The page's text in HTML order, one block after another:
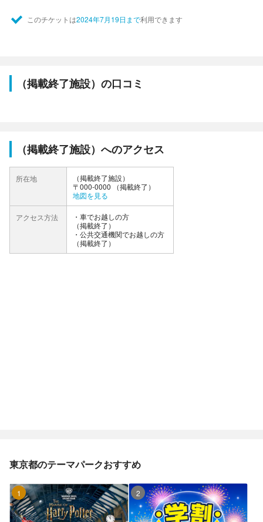
このチケットは2024年7月19日まで利用できます
（掲載終了施設）の口コミ
（掲載終了施設）へのアクセス
所在地
（掲載終了施設）
〒000-0000 （掲載終了）
地図を見る
アクセス方法
車でお越しの方
（掲載終了）
公共交通機関でお越しの方
（掲載終了）
東京都のテーマパークおすすめ
1位 2位